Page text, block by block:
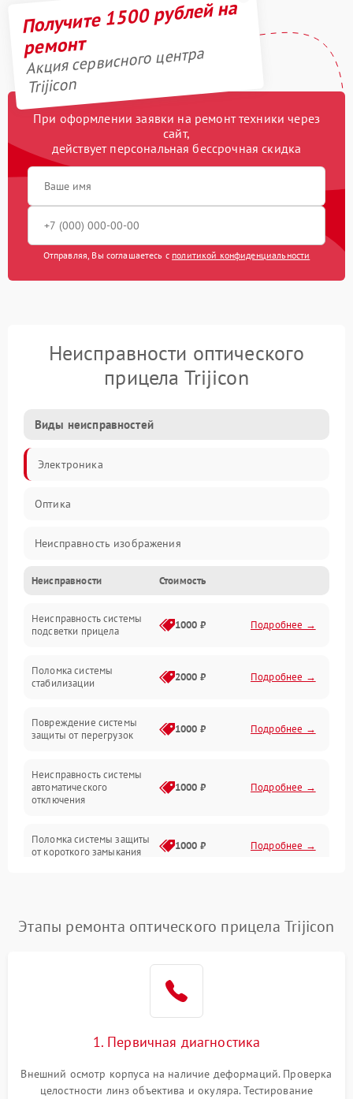
Получите 1500 рублей на
ремонт
Акция сервисного центра
Trijicon
При оформлении заявки на ремонт техники через
сайт,
действует персональная бессрочная скидка
Отправляя, Вы соглашаетесь с политикой конфиденциальности
Неисправности оптического
прицела Trijicon
Виды неисправностей
Электроника
Оптика
Неисправность изображения
Механические повреждения
Неисправность фокусировки и оптики
Электропитание
Механика
Корпус/Герметичность
Неисправности Стоимость
Неисправность системы
подсветки прицела
1000 ₽ Подробнее →
Поломка системы
стабилизации
2000 ₽ Подробнее →
Повреждение системы
защиты от перегрузок
1000 ₽ Подробнее →
Неисправность системы
автоматического
отключения
1000 ₽ Подробнее →
Поломка системы защиты
от короткого замыкания
1000 ₽ Подробнее →
1000 ₽
защиты от перегрева
Этапы ремонта оптического прицела Trijicon
1. Первичная диагностика
Внешний осмотр корпуса на наличие деформаций. Проверка
целостности линз объектива и окуляра. Тестирование